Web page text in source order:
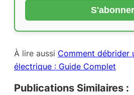
À lire aussi Comment débrider
électrique : Guide Complet
Publications Similaires :